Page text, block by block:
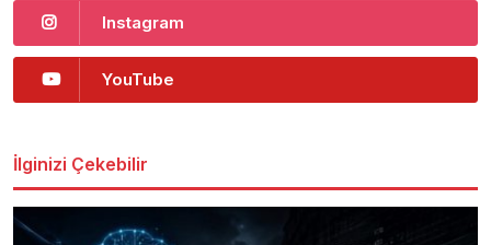
Instagram
YouTube
İlginizi Çekebilir